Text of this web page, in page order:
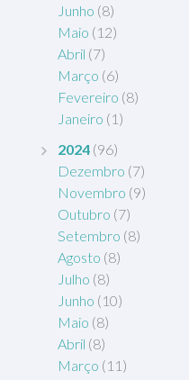
Junho (8)
Maio (12)
Abril (7)
Março (6)
Fevereiro (8)
Janeiro (1)
2024 (96)
Dezembro (7)
Novembro (9)
Outubro (7)
Setembro (8)
Agosto (8)
Julho (8)
Junho (10)
Maio (8)
Abril (8)
Março (11)